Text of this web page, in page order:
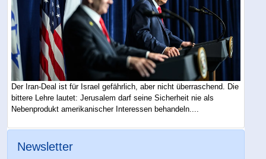
Der Iran-Deal ist für Israel gefährlich, aber nicht überraschend. Die
bittere Lehre lautet: Jerusalem darf seine Sicherheit nie als
Nebenprodukt amerikanischer Interessen behandeln....
Newsletter